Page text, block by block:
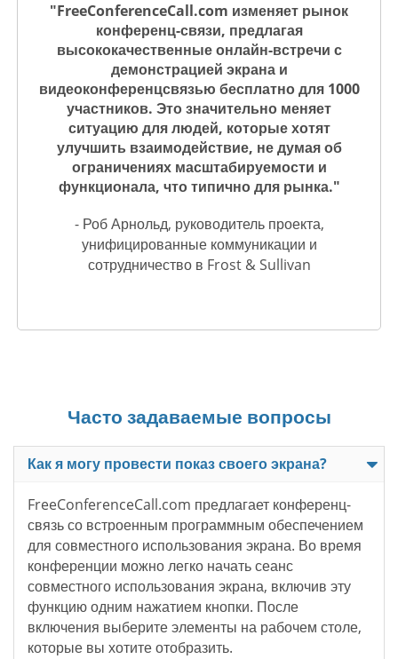
"FreeConferenceCall.com изменяет рынок
конференц-связи, предлагая
высококачественные онлайн-встречи с
демонстрацией экрана и
видеоконференцсвязью бесплатно для 1000
участников. Это значительно меняет
ситуацию для людей, которые хотят
улучшить взаимодействие, не думая об
ограничениях масштабируемости и
функционала, что типично для рынка."
- Роб Арнольд, руководитель проекта,
унифицированные коммуникации и
сотрудничество в Frost & Sullivan
Часто задаваемые вопросы
Как я могу провести показ своего экрана?
FreeConferenceCall.com предлагает конференц-
связь со встроенным программным обеспечением
для совместного использования экрана. Во время
конференции можно легко начать сеанс
совместного использования экрана, включив эту
функцию одним нажатием кнопки. После
включения выберите элементы на рабочем столе,
которые вы хотите отобразить.